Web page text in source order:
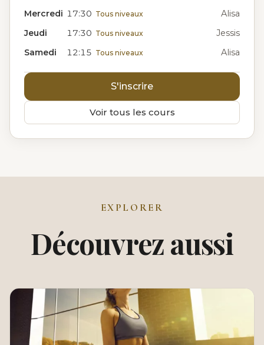
Mercredi 17:30 Tous niveaux
Alisa
Jeudi
17:30 Tous niveaux
Jessis
Samedi
12:15 Tous niveaux Alisa
S'inscrire
Voir tous les cours
EXPLORER
Découvrez aussi